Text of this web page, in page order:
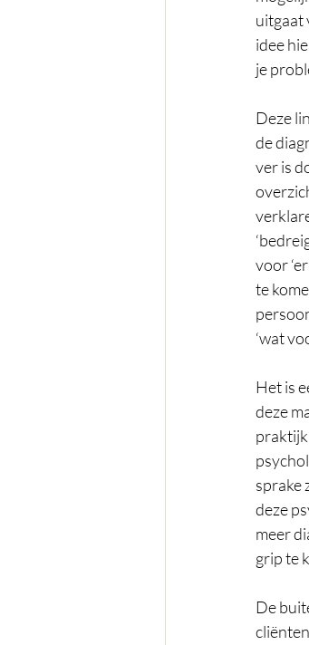
uitgaat
idee
je
Deze
de
ver is
voor
te
‘wat
Het is
deze
praktijk
sprake
deze
meer
grip te
De